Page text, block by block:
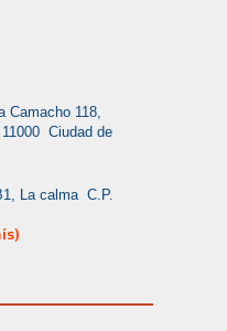
Camacho 118,
Ciudad de
La calma C.P.